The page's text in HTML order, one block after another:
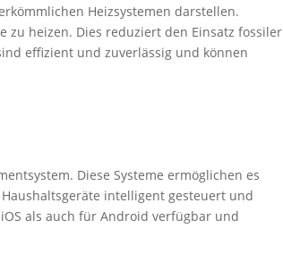
Heizsystemen darstellen.
zu heizen. Dies reduziert den Einsatz fossiler
effizient und zuverlässig und können
Diese Systeme ermöglichen es
intelligent gesteuert und
als auch für Android verfügbar und